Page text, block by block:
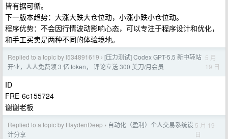
皆有据可循。
下一版本趋势：大涨大跌大仓位动，小涨小跌小仓位动。
程序优势：不会因行情波动影响心态，可以专注于程序设计和优化，
和手工买卖是两种不同的体验境地。
Replied to a topic by l534891619 › [压力测试] Codex GPT-5.5 新中转站
开业，人人免费领 3 亿 token， 评论立送 300 美刀/月会员
5 月
19 日
ID
FRE-6c155724
谢谢老板
Replied to a topic by HaydenDeep › 自动化（盈利）个人交易系统设
计分享
5 月 19
日